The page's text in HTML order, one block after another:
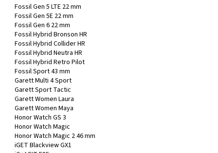
Fossil Gen 5 LTE 22 mm
Fossil Gen 5E 22 mm
Fossil Gen 6 22 mm
Fossil Hybrid Bronson HR
Fossil Hybrid Collider HR
Fossil Hybrid Neutra HR
Fossil Hybrid Retro Pilot
Fossil Sport 43 mm
Garett Multi 4 Sport
Garett Sport Tactic
Garett Women Laura
Garett Women Maya
Honor Watch GS 3
Honor Watch Magic
Honor Watch Magic 2 46 mm
iGET Blackview GX1